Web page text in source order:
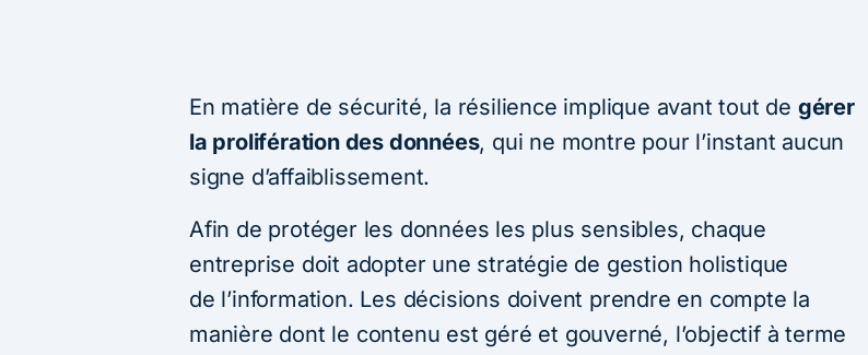
En matière de sécurité, la résilience implique avant tout de gérer
la prolifération des données, qui ne montre pour l’instant aucun
signe d’affaiblissement.
Afin de protéger les données les plus sensibles, chaque
entreprise doit adopter une stratégie de gestion holistique
de l’information. Les décisions doivent prendre en compte la
manière dont le contenu est géré et gouverné, l’objectif à terme